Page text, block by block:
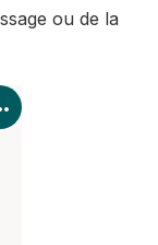
ou de la
Voir les détails